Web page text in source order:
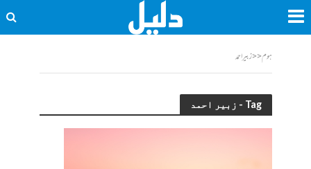
ہوم<<زبیر احمد
Tag - زبیر احمد